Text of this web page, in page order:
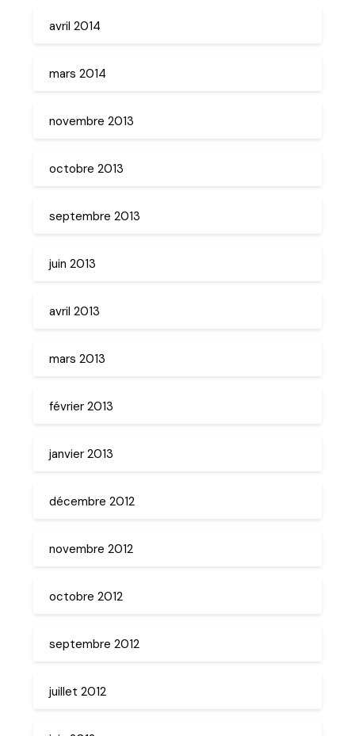
avril 2014
mars 2014
novembre 2013
octobre 2013
septembre 2013
juin 2013
avril 2013
mars 2013
février 2013
janvier 2013
décembre 2012
novembre 2012
octobre 2012
septembre 2012
juillet 2012